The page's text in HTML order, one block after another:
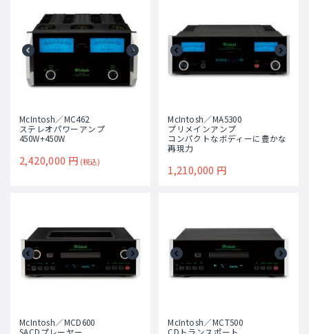
McIntosh／MC462
ステレオパワーアンプ
450W+450W
2,420,000 円 (税込)
McIntosh／MA5300
プリメインアンプ
コンパクトなボディーに豊かな
再現力
1,210,000 円
McIntosh／MCD600
SACDプレーヤー
McIntosh／MCT500
CDトランスポート